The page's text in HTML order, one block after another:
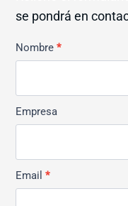
se pondrá en
Kontakt
Nombre*
Empresa
Email*